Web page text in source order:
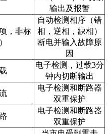
输出及报警
，非标
自动检测相序（错
相，逆相，缺相）
断电并输入故障原
因
电子检测，过载3分
钟内切断输出
电子检测和断路器
双重保护
电子检测和断路器
双重保护